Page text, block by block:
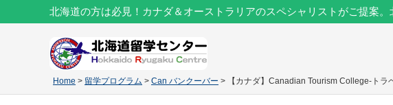
北海道の方は必見！カナダ＆オーストラリアのスペシャリストがご提案
Home > 留学プログラム > Can バンクーバー > 【カナダ】Canadian Tourism College-トラ